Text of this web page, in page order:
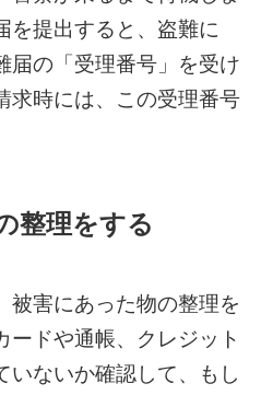
を提出すると、盗難に
届の「受理番号」を受け
求時には、この受理番号
整理をする
被害にあった物の整理を
ードや通帳、クレジット
いないか確認して、もし